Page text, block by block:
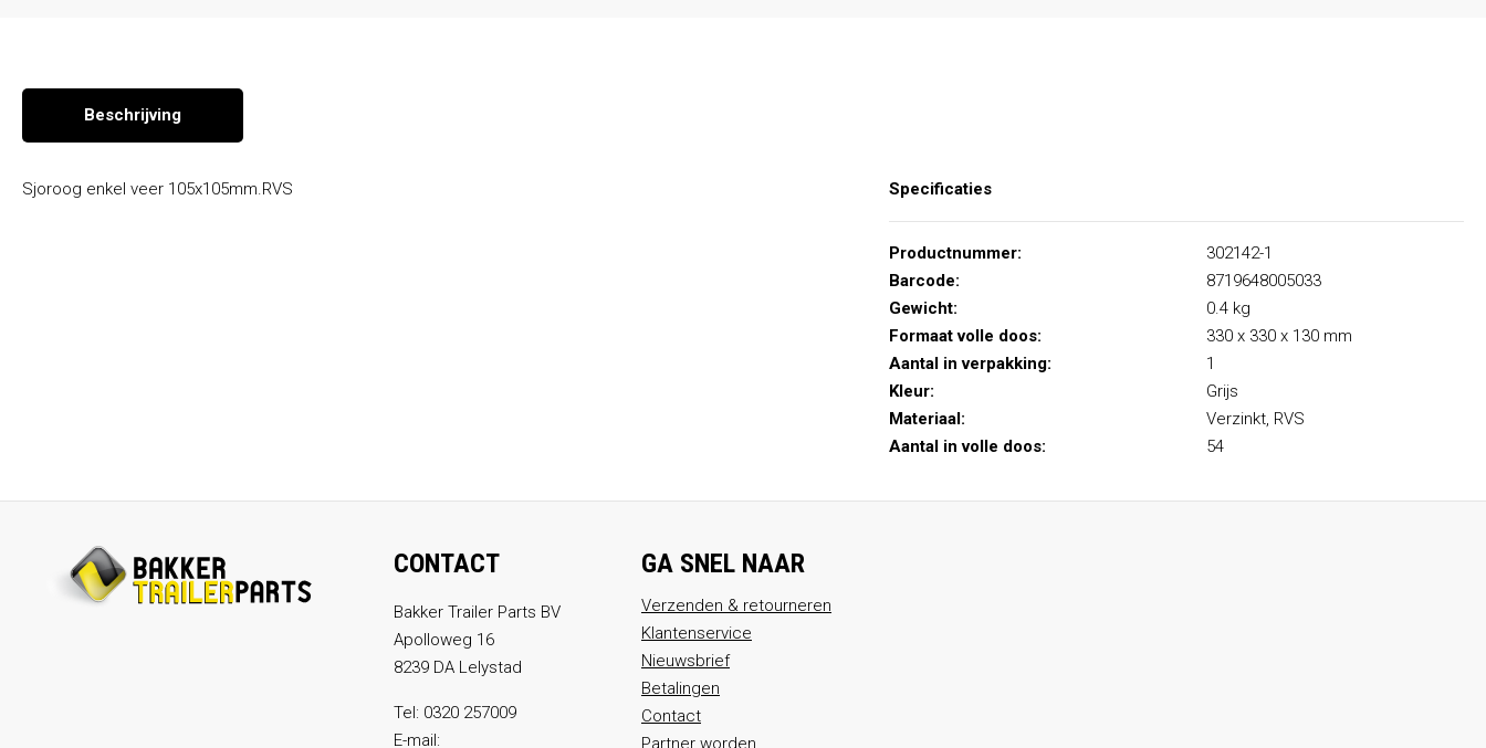
Beschrijving
Sjoroog enkel veer 105x105mm.RVS Specificaties
Productnummer:
302142-1
Barcode:
8719648005033
Gewicht:
0.4 kg
Formaat volle doos:
330 x 330 x 130 mm
Aantal in verpakking:
1
Kleur:
Grijs
Materiaal:
Verzinkt, RVS
Aantal in volle doos:
54
CONTACT
Bakker Trailer Parts BV
Apolloweg 16
8239 DA Lelystad
Tel: 0320 257009
E-mail:
GA SNEL NAAR
Verzenden & retourneren
Klantenservice
Nieuwsbrief
Betalingen
Contact
Partner worden